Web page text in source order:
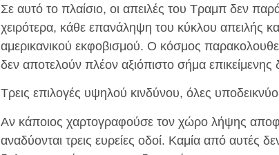
Σε αυτό το πλαίσιο, οι απειλές του Τραμπ δεν
χειρότερα, κάθε επανάληψη του κύκλου απειλής
αμερικανικού εκφοβισμού. Ο κόσμος
δεν αποτελούν πλέον αξιόπιστο σήμα
Τρεις επιλογές υψηλού κινδύνου, όλες
Αν κάποιος χαρτογραφούσε τον χώρο λήψης
αναδύονται τρεις ευρείες οδοί. Καμία από αυτές